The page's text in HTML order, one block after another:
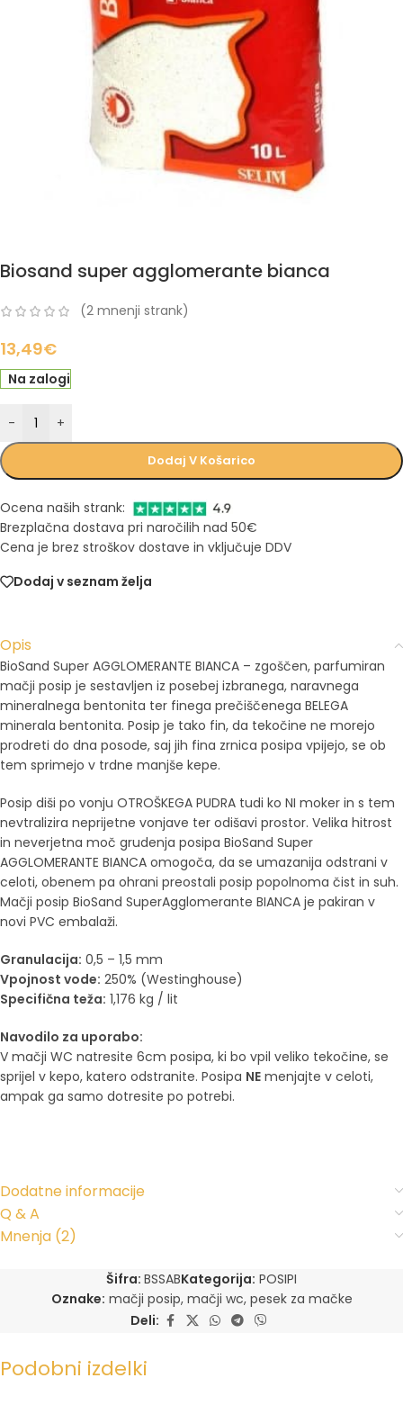
Biosand super agglomerante bianca
(2 mnenji strank)
13,49€
Na zalogi
- +
Dodaj V Košarico
Ocena naših strank:
Brezplačna dostava pri naročilih nad 50€
Cena je brez stroškov dostave in vključuje DDV
Dodaj v seznam želja
Opis
BioSand Super AGGLOMERANTE BIANCA – zgoščen, parfumiran
mačji posip je sestavljen iz posebej izbranega, naravnega
mineralnega bentonita ter finega prečiščenega BELEGA
minerala bentonita. Posip je tako fin, da tekočine ne morejo
prodreti do dna posode, saj jih fina zrnica posipa vpijejo, se ob
tem sprimejo v trdne manjše kepe.
Posip diši po vonju OTROŠKEGA PUDRA tudi ko NI moker in s tem
nevtralizira neprijetne vonjave ter odišavi prostor. Velika hitrost
in neverjetna moč grudenja posipa BioSand Super
AGGLOMERANTE BIANCA omogoča, da se umazanija odstrani v
celoti, obenem pa ohrani preostali posip popolnoma čist in suh.
Mačji posip BioSand SuperAgglomerante BIANCA je pakiran v
novi PVC embalaži.
Granulacija: 0,5 – 1,5 mm
Vpojnost vode: 250% (Westinghouse)
Specifična teža: 1,176 kg / lit
Navodilo za uporabo:
V mačji WC natresite 6cm posipa, ki bo vpil veliko tekočine, se
sprijel v kepo, katero odstranite. Posipa NE menjajte v celoti,
ampak ga samo dotresite po potrebi.
Dodatne informacije
Q & A
Mnenja (2)
Šifra: BSSABKategorija: POSIPI
Oznake: mačji posip, mačji wc, pesek za mačke
Deli:
Podobni izdelki